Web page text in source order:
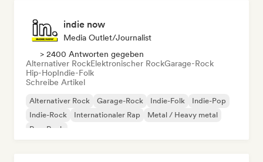
indie now
Media Outlet/Journalist
> 2400 Antworten gegeben
Alternativer RockElektronischer RockGarage-Rock
Hip-HopIndie-Folk
Schreibe Artikel
Alternativer Rock Garage-Rock Indie-Folk
Indie-Pop
Indie-Rock
Internationaler Rap
Metal / Heavy metal
Pop-Rock